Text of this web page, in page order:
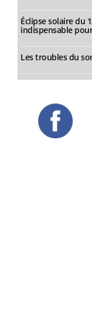
Éclipse solaire du
indispensable
Les troubles du